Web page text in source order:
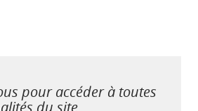
pour accéder à toutes
du site